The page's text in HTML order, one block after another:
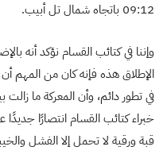
09:12 باتجاه شمال تل أبيب.
وإننا في كتائب القسام نؤكد أنه
الإطلاق هذه فإنه كان من المهم أن
في تطور دائم، وأن المعركة ما
خبراء كتائب القسام انتصارًا جديدًا
قبة ورقية لا تحمل إلا الفشل